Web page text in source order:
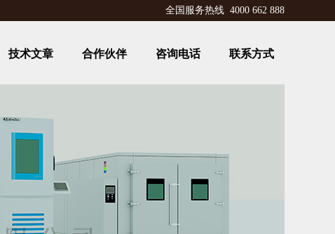
全国服务热线 4000 662 888
技术文章 合作伙伴 咨询电话 联系方式